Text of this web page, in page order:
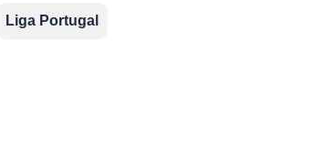
Liga Portugal